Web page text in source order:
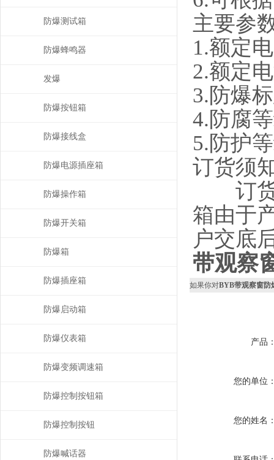
主要参
1.额定
2.额定
3.防爆
4.防腐
5.防护
订货须
订货
箱由于
户交底
带观察
如果你对BYB带观察窗防
产品
您的单位
您的姓名
防爆测试箱
防爆蜂鸣器
发爆
防爆按钮箱
防爆接线盒
防爆电源插座箱
防爆操作箱
防爆开关箱
防爆箱
防爆插座箱
防爆启动箱
防爆仪表箱
防爆变频调速箱
防爆控制按钮箱
防爆控制按钮
防爆喊话器